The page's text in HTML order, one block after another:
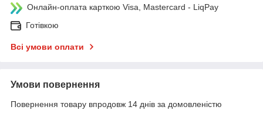
Онлайн-оплата карткою Visa, Mastercard - LiqPay
Готівкою
Всі умови оплати
Умови повернення
Повернення товару впродовж 14 днів за домовленістю